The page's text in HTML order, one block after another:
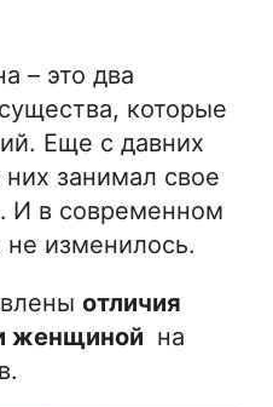
– это два
которые
Еще с давних
занимал свое
И в современном
не изменилось.
отличия
женщиной на